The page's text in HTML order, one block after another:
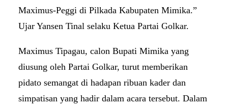
Maximus-Peggi di Pilkada Kabupaten Mimika.”
Ujar Yansen Tinal selaku Ketua Partai Golkar.
Maximus Tipagau, calon Bupati Mimika yang
diusung oleh Partai Golkar, turut memberikan
pidato semangat di hadapan ribuan kader dan
simpatisan yang hadir dalam acara tersebut. Dalam